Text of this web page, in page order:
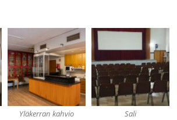
Yläkerran kahvio Sali